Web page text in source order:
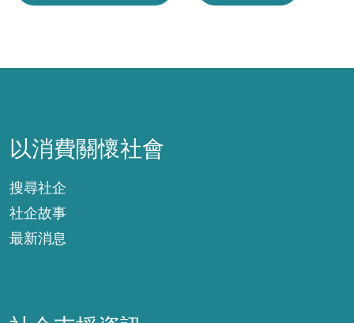
以消費關懷社會
搜尋社企
社企故事
最新消息